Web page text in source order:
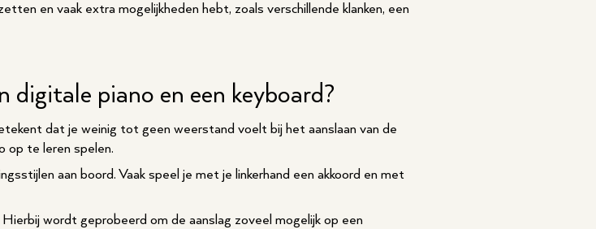
en vaak extra mogelijkheden hebt, zoals verschillende klanken, een
digitale piano en een keyboard?
dat je weinig tot geen weerstand voelt bij het aanslaan van de
op te leren spelen.
aan boord. Vaak speel je met je linkerhand een akkoord en met
wordt geprobeerd om de aanslag zoveel mogelijk op een